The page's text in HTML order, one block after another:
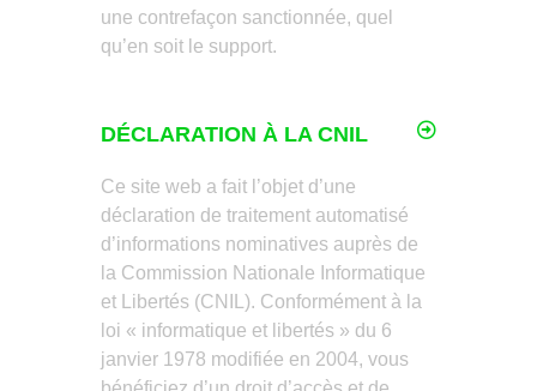
une contrefaçon sanctionnée, quel
qu’en soit le support.
DÉCLARATION À LA CNIL
Ce site web a fait l’objet d’une
déclaration de traitement automatisé
d’informations nominatives auprès de
la Commission Nationale Informatique
et Libertés (CNIL). Conformément à la
loi « informatique et libertés » du 6
janvier 1978 modifiée en 2004, vous